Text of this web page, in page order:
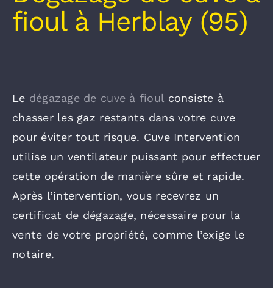
fioul à Herblay (95)
Le dégazage de cuve à fioul consiste à
chasser les gaz restants dans votre cuve
pour éviter tout risque. Cuve Intervention
utilise un ventilateur puissant pour effectuer
cette opération de manière sûre et rapide.
Après l’intervention, vous recevrez un
certificat de dégazage, nécessaire pour la
vente de votre propriété, comme l’exige le
notaire.